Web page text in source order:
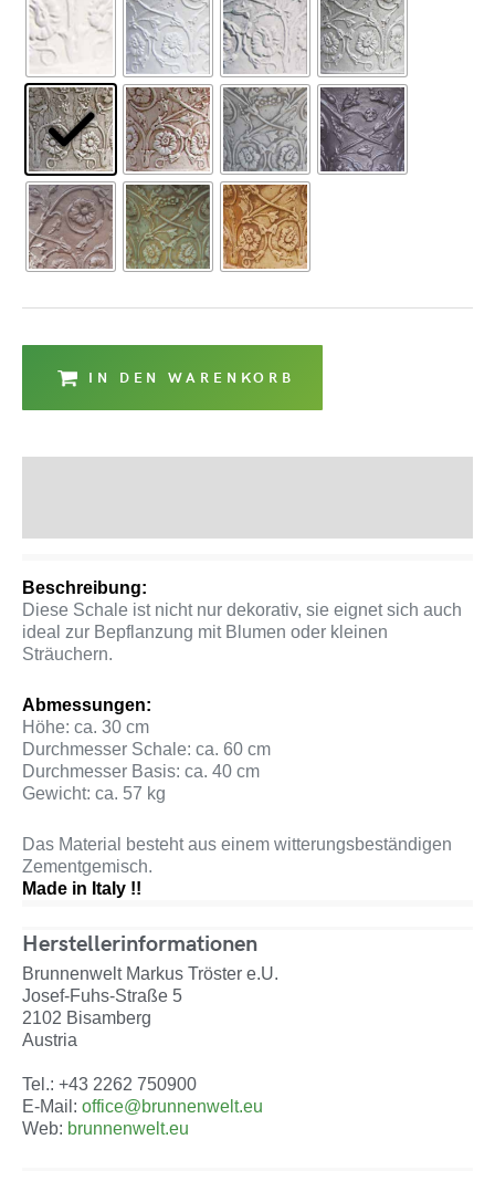
IN DEN WARENKORB
Beschreibung:
Diese Schale ist nicht nur dekorativ, sie eignet sich auch
ideal zur Bepflanzung mit Blumen oder kleinen
Sträuchern.
Abmessungen:
Höhe: ca. 30 cm
Durchmesser Schale: ca. 60 cm
Durchmesser Basis: ca. 40 cm
Gewicht: ca. 57 kg
Das Material besteht aus einem witterungsbeständigen
Zementgemisch.
Made in Italy !!
Herstellerinformationen
Brunnenwelt Markus Tröster e.U.
Josef-Fuhs-Straße 5
2102 Bisamberg
Austria
Tel.: +43 2262 750900
E-Mail: office@brunnenwelt.eu
Web: brunnenwelt.eu